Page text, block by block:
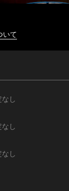
いて
し
し
し